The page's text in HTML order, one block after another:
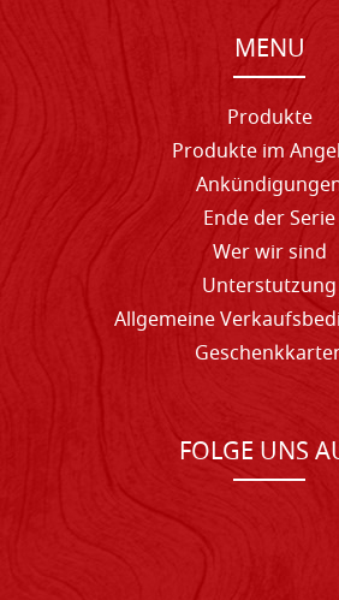
MENU
Produkte
Produkte im
Ende der Serie
Wer wir sind
Unterstutzung
Allgemeine
FOLGE UNS